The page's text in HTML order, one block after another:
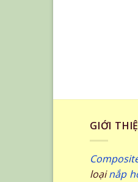
GIỚI
loạinắp